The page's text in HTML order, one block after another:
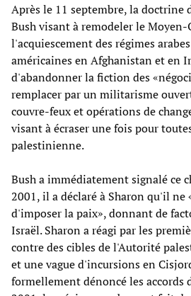
Après le 11 septembre, la
Bush visant à remodeler le
l'acquiescement des régimes
américaines en Afghanistan et en
d'abandonner la fiction des
remplacer par un militarisme
couvre-feux et opérations de
visant à écraser une fois pour
palestinienne.
Bush a immédiatement signalé ce
2001, il a déclaré à Sharon qu'il ne
d'imposer la paix», donnant de
Israël. Sharon a réagi par les
contre des cibles de l'Autorité
et une vague d'incursions en
formellement dénoncé les accords